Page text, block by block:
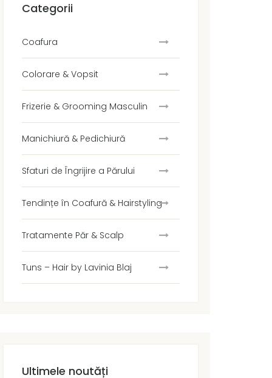
Categorii
Coafura
Colorare & Vopsit
Frizerie & Grooming Masculin
Manichiură & Pedichiură
Sfaturi de Îngrijire a Părului
Tendințe în Coafură & Hairstyling
Tratamente Păr & Scalp
Tuns – Hair by Lavinia Blaj
Ultimele noutăți